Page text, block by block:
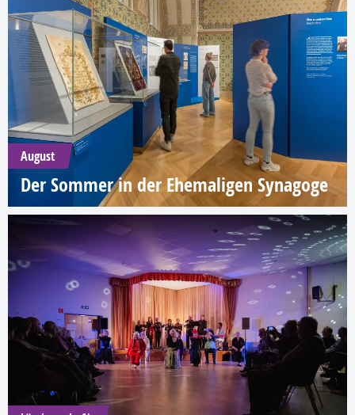
August
Der Sommer in der Ehemaligen Synagoge